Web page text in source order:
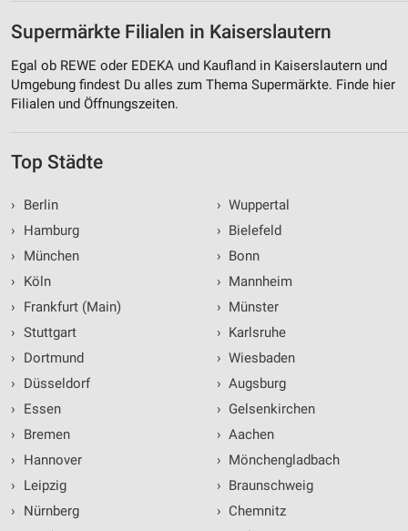
Supermärkte Filialen in Kaiserslautern
Egal ob REWE oder EDEKA und Kaufland in Kaiserslautern und
Umgebung findest Du alles zum Thema Supermärkte. Finde hier
Filialen und Öffnungszeiten.
Top Städte
›
Berlin
›
Hamburg
›
München
›
Köln
›
Frankfurt (Main)
› Stuttgart
›
Dortmund
›
Düsseldorf
›
Essen
›
Bremen
›
Hannover
›
Leipzig
›
Nürnberg
› Wuppertal
› Bielefeld
› Bonn
› Mannheim
› Münster
› Karlsruhe
› Wiesbaden
› Augsburg
› Gelsenkirchen
› Aachen
› Mönchengladbach
› Braunschweig
› Chemnitz